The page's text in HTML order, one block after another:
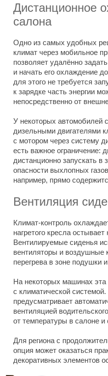
Дистанционное
салона
Одно из самых удобных
климат через мобильное
позволяет удалённо
и начать его охлаждение
для этого не требуется
к зарядке часть энергии
непосредственно от
У некоторых автомобилей
дизельными двигателями
с мотором через систему
есть важное ограничение:
дистанционно запускать в
опасности выхлопных
например, прямо
Вентиляция
Климат-контроль
нагретого кресла остывает
Вентилируемые сиденья
вентиляторы и
перегрева в зоне подушки
На некоторых машинах
с климатической
предусматривает
вентиляцией
от температуры в салоне и
Для региона с
опция может оказаться
декоративных элементов